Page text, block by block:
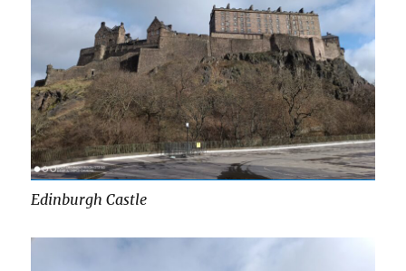
Edinburgh Castle